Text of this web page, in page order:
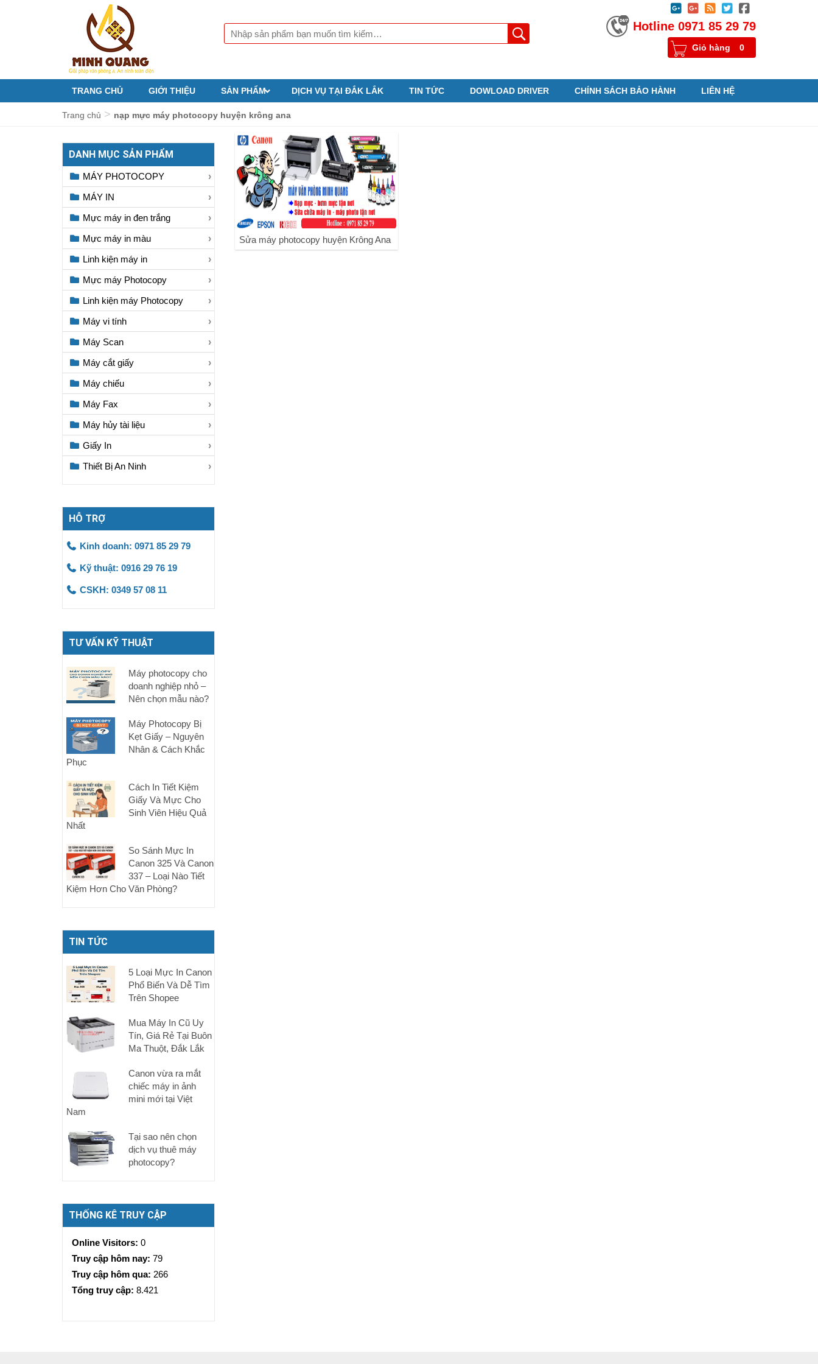





Hotline 0971 85 29 79
Giỏ hàng 0
TRANG CHỦ GIỚI THIỆU SẢN PHẨM DỊCH VỤ TẠI ĐẮK LẮK TIN TỨC DOWLOAD DRIVER CHÍNH SÁCH BẢO HÀNH LIÊN HỆ
Trang chủ > nạp mực máy photocopy huyện krông ana
Sửa máy photocopy huyện Krông Ana
DANH MỤC SẢN PHẨM
MÁY PHOTOCOPY
MÁY IN
Mực máy in đen trắng
Mực máy in màu
Linh kiện máy in
Mực máy Photocopy
Linh kiện máy Photocopy
Máy vi tính
Máy Scan
Máy cắt giấy
Máy chiếu
Máy Fax
Máy hủy tài liệu
Giấy In
Thiết Bị An Ninh
HỖ TRỢ
Kinh doanh: 0971 85 29 79
Kỹ thuật: 0916 29 76 19
CSKH: 0349 57 08 11
TƯ VẤN KỸ THUẬT
Máy photocopy cho
doanh nghiệp nhỏ –
Nên chọn mẫu nào?
Máy Photocopy Bị
Kẹt Giấy – Nguyên
Nhân & Cách Khắc
Phục
Cách In Tiết Kiệm
Giấy Và Mực Cho
Sinh Viên Hiệu Quả
Nhất
So Sánh Mực In
Canon 325 Và Canon
337 – Loại Nào Tiết
Kiệm Hơn Cho Văn Phòng?
TIN TỨC
5 Loại Mực In Canon
Phổ Biến Và Dễ Tìm
Trên Shopee
Mua Máy In Cũ Uy
Tín, Giá Rẻ Tại Buôn
Ma Thuột, Đắk Lắk
Canon vừa ra mắt
chiếc máy in ảnh
mini mới tại Việt
Nam
Tại sao nên chọn
dịch vụ thuê máy
photocopy?
THỐNG KÊ TRUY CẬP
Online Visitors: 0
Truy cập hôm nay: 79
Truy cập hôm qua: 266
Tổng truy cập: 8.421